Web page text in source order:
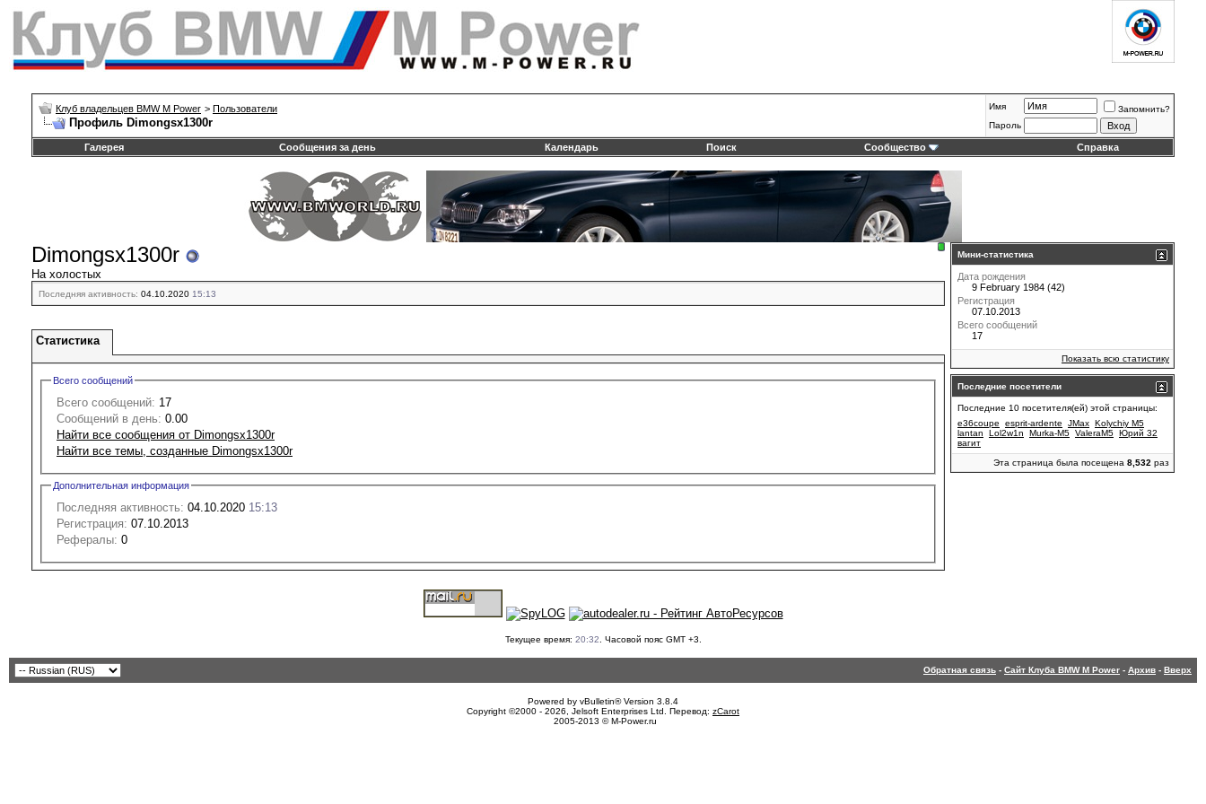
Клуб владельцев BMW M Power > Пользователи
Профиль Dimongsx1300r
Имя
Запомнить?
Пароль
Галерея Сообщения за день Календарь Поиск Сообщество Справка
Dimongsx1300r
На холостых
Последняя активность: 04.10.2020 15:13
Статистика
Всего сообщений
Всего сообщений: 17
Сообщений в день: 0.00
Найти все сообщения от Dimongsx1300r
Найти все темы, созданные Dimongsx1300r
Дополнительная информация
Последняя активность: 04.10.2020 15:13
Регистрация: 07.10.2013
Рефералы: 0
Мини-статистика
Дата рождения
9 February 1984 (42)
Регистрация
07.10.2013
Всего сообщений
17
Показать всю статистику
Последние посетители
Последние 10 посетителя(ей) этой страницы:
e36coupe
esprit-ardente JMax Kolychiy M5
lantan
Lol2w1n Murka-M5 ValeraM5 Юрий 32
вагит
Эта страница была посещена 8,532 раз
Текущее время: 20:32 . Часовой пояс GMT +3.
Обратная связь - Сайт Клуба BMW M Power - Архив - Вверх
Powered by vBulletin® Version 3.8.4
Copyright ©2000 - 2026, Jelsoft Enterprises Ltd. Перевод: zCarot
2005-2013 © M-Power.ru